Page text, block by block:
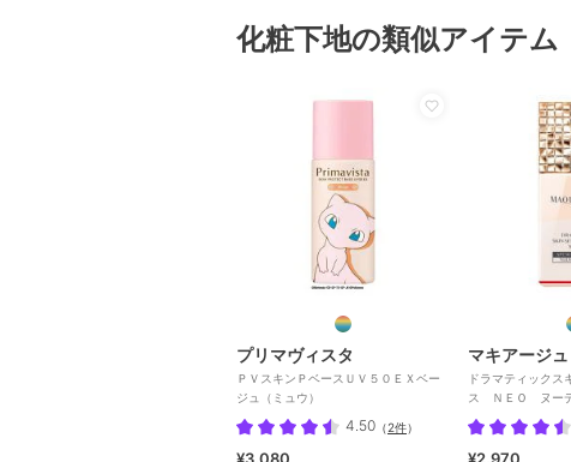
化粧下地の類似アイテム
プリマヴィスタ
ＰＶスキンＰベースＵＶ５０ＥＸベー
ジュ（ミュウ）
4.50 （2件）
マキアージュ
ドラマティックス
ス ＮＥＯ ヌーデ